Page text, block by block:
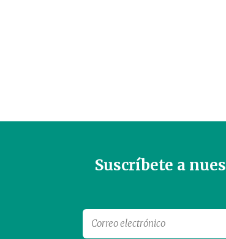
Suscríbete a